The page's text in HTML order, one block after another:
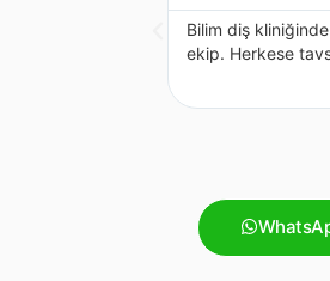
Bilim diş
ekip. Herkese